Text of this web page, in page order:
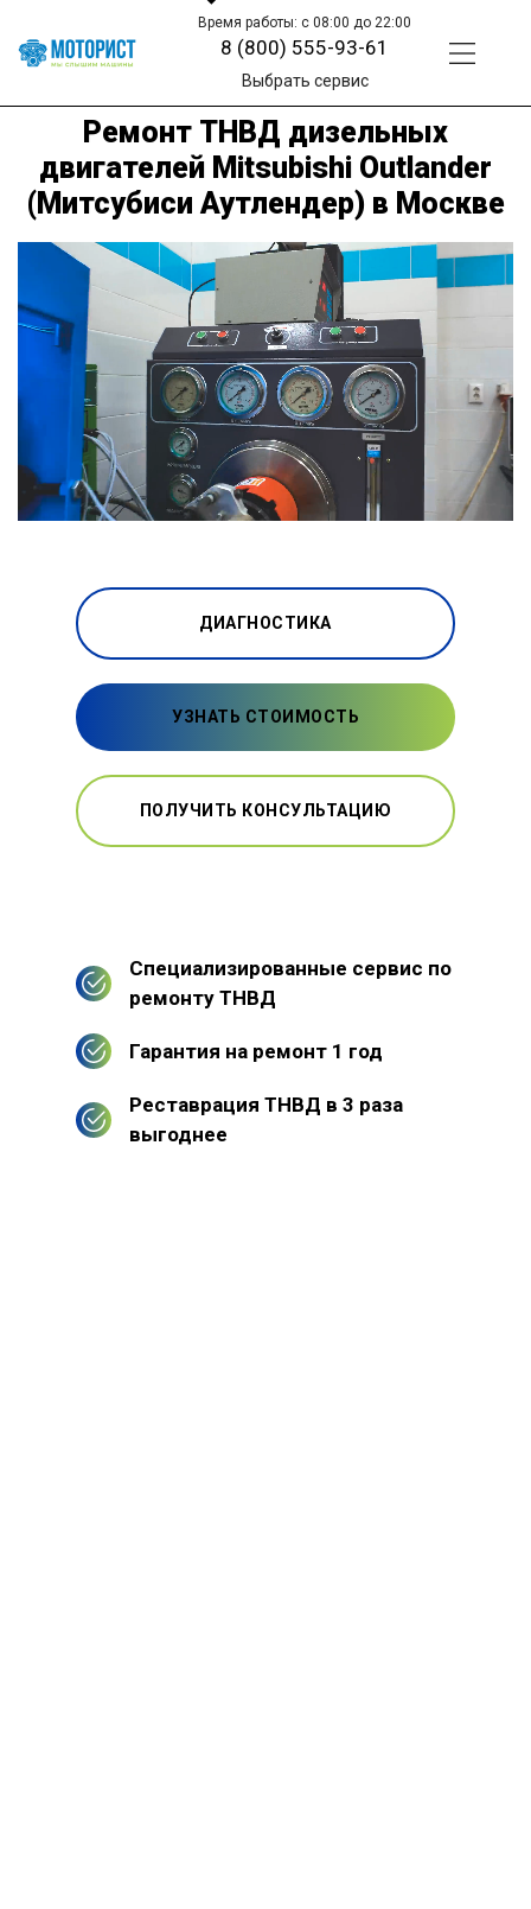
Время работы: с 08:00 до 22:00
8 (800) 555-93-61
Выбрать сервис
Ремонт ТНВД дизельных
двигателей Mitsubishi Outlander
(Митсубиси Аутлендер) в Москве
ДИАГНОСТИКА
УЗНАТЬ СТОИМОСТЬ
ПОЛУЧИТЬ КОНСУЛЬТАЦИЮ
Специализированные сервис по
ремонту ТНВД
Гарантия на ремонт 1 год
Реставрация ТНВД в 3 раза
выгоднее